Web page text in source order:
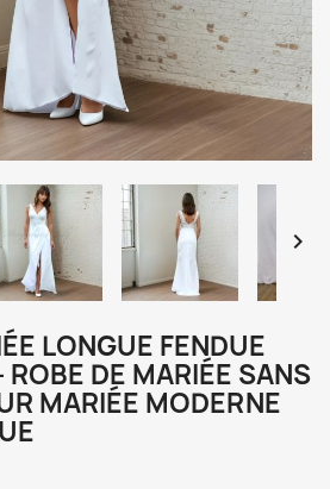

LONGUE FENDUE
ROBE DE MARIÉE SANS
MARIÉE MODERNE